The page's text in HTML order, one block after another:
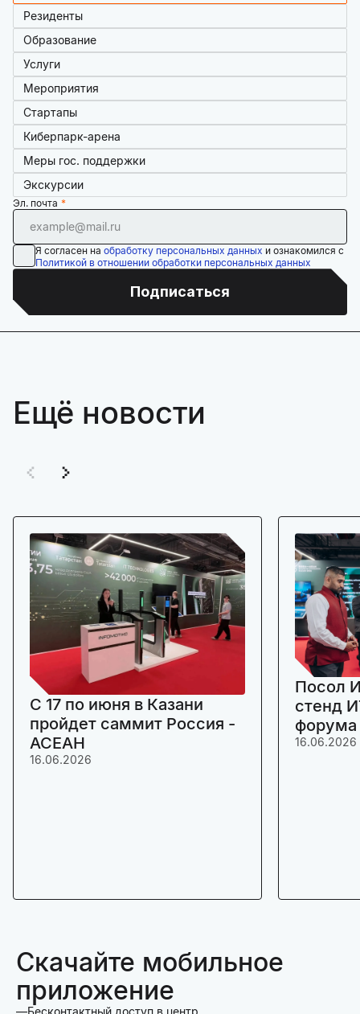
Резиденты
Образование
Услуги
Мероприятия
Стартапы
Киберпарк-арена
Меры гос. поддержки
Экскурсии
Эл. почта
Я согласен на обработку персональных данных и ознакомился с
Политикой в отношении обработки персональных данных
Подписаться
Ещё новости
C 17 по июня в Казани
пройдет саммит Россия -
АСЕАН
16.06.2026
Посол
стенд
16.06.2026
Скачайте мобильное
приложение